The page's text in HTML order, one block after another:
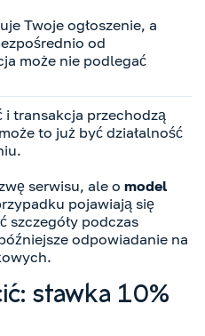
Twoje ogłoszenie, a
od
może nie podlegać
i transakcja przechodzą
to już być działalność
serwisu, ale o model
pojawiają się
szczegóły podczas
odpowiadanie na
stawka 10%